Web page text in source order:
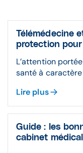
Télémédecine
protection
L’attention
santé à caractère
Lire plus
Guide : les
cabinet médical